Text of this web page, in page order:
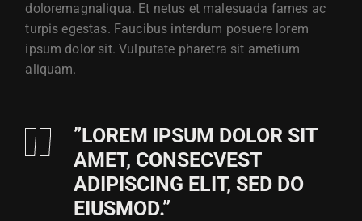
doloremagnaliqua. Et netus et malesuada fames ac
turpis egestas. Faucibus interdum posuere lorem
ipsum dolor sit. Vulputate pharetra sit ametium
aliquam.
”LOREM IPSUM DOLOR SIT
AMET, CONSECVEST
ADIPISCING ELIT, SED DO
EIUSMOD.”